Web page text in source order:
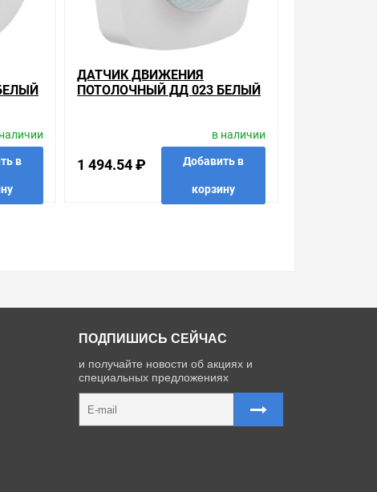
в
ДАТЧИК ДВИЖЕНИЯ
ПОТОЛОЧНЫЙ ДД 023 БЕЛЫЙ
1 494.54 ₽
в наличии
Добавить в
корзину
ПОДПИШИСЬ СЕЙЧАС
и получайте новости об акциях и
специальных предложениях